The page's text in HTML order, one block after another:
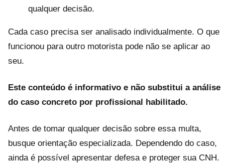
qualquer decisão.
Cada caso precisa ser analisado individualmente. O que
funcionou para outro motorista pode não se aplicar ao
seu.
Este conteúdo é informativo e não substitui a análise
do caso concreto por profissional habilitado.
Antes de tomar qualquer decisão sobre essa multa,
busque orientação especializada. Dependendo do caso,
ainda é possível apresentar defesa e proteger sua CNH.